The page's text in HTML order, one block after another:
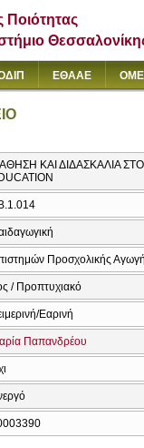
Ποιότητας
ΕΘΑΑΕ
ΚΑΙ ΔΙΔΑΣΚΑΛΙΑ ΣΤΟ
Προσχολικής
/ Προπτυχιακό
Εαρινή
Παπανδρέου